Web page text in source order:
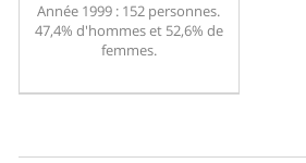
Année 1999 : 152 personnes.
47,4% d'hommes et 52,6% de
femmes.